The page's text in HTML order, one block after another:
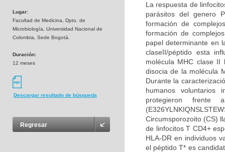
Lugar:
Facultad de Medicina, Dpto. de
Microbiología, Universidad Nacional de
Colombia, Sede Bogotá.
Duración:
12 meses
Descargar resultado de búsqueda
Regresar
La respuesta de
parásitos del genero
formación de
formación de
papel determinante en
claseII/péptido esta
molécula MHC clase
disocia de la molécula
Durante la
humanos voluntarios
protegieron
Circumsporozoito (CS)
de linfocitos T CD4+
HLA-DR en individuos
el péptido T* es